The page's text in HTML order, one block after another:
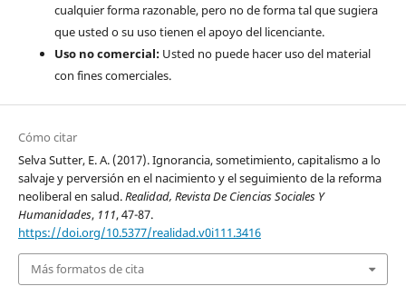
cualquier forma razonable, pero no de forma tal que sugiera
que usted o su uso tienen el apoyo del licenciante.
Uso no comercial:Usted no puede hacer uso del material
con fines comerciales.
Cómo citar
Selva Sutter, E. A. (2017). Ignorancia, sometimiento, capitalismo a lo
salvaje y perversión en el nacimiento y el seguimiento de la reforma
neoliberal en salud.Realidad, Revista De Ciencias Sociales Y
Humanidades, 111, 47-87.
https://doi.org/10.5377/realidad.v0i111.3416
Más formatos de cita